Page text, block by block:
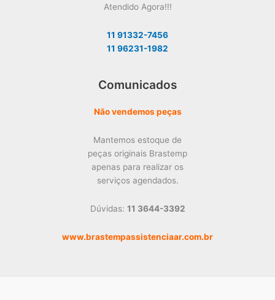
Atendido Agora!!!
11 91332-7456
11 96231-1982
Comunicados
Não vendemos peças
Mantemos estoque de
peças originais Brastemp
apenas para realizar os
serviços agendados.
Dúvidas: 11 3644-3392
www.brastempassistenciaar.com.br